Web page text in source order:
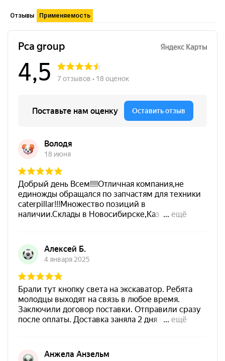
Отзывы Применяемость